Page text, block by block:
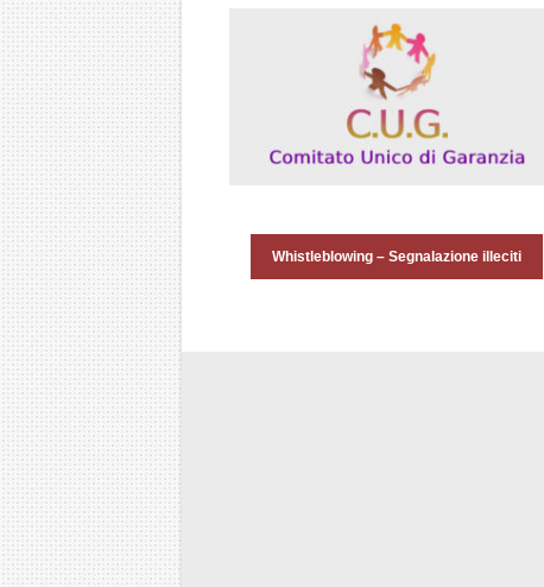
Whistleblowing – Segnalazione illeciti